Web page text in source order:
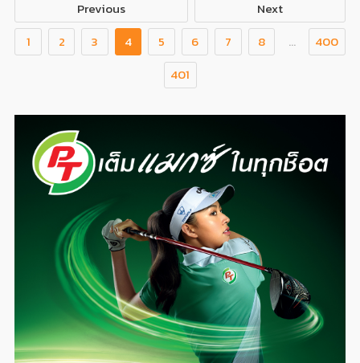
Previous
Next
1
2 3 4 5 6 7 8 ...
400
401